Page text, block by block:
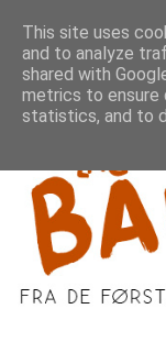
This site uses
and to analyze
shared with
metrics to ensure
statistics, and to